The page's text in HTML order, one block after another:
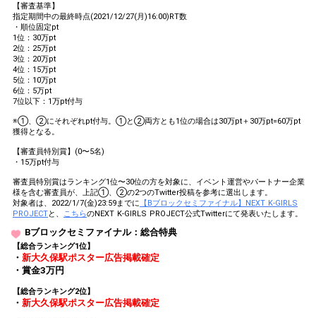
【審査基準】
指定期間中の最終時点(2021/12/27(月)16:00)RT数
・順位固定pt
1位：30万pt
2位：25万pt
3位：20万pt
4位：15万pt
5位：10万pt
6位：5万pt
7位以下：1万pt付与
※①、②にそれぞれpt付与。①と②両方とも1位の場合は30万pt＋30万pt=60万pt
獲得となる。
【審査員特別賞】(0〜5名)
・15万pt付与
審査員特別賞はランキング1位〜30位の方を対象に、イベント運営やパートナー企業
様を含む審査員が、上記①、②の2つのTwitter投稿を参考に選出します。
対象者は、2022/1/7(金)23:59までに 【Bブロックセミファイナル】NEXT K-GIRLS
PROJECTと、 こちらのNEXT K-GIRLS PROJECT公式Twitterにて発表いたします。
Bブロックセミファイナル：総合特典
【総合ランキング1位】
・ 新大久保駅ポスター広告掲載確定
・賞金3万円
【総合ランキング2位】
・ 新大久保駅ポスター広告掲載確定